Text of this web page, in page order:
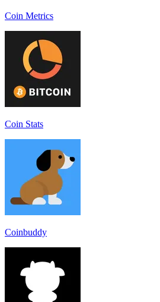
Coin Metrics
Coin Stats
Coinbuddy